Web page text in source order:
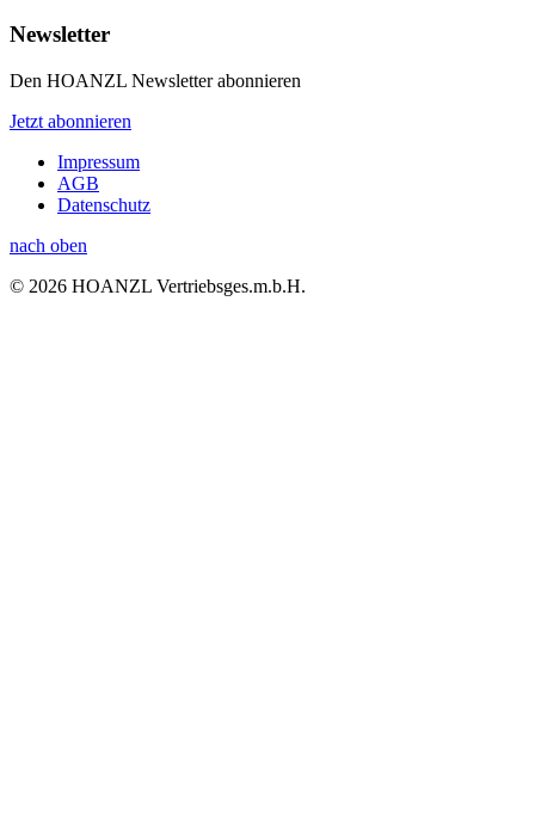
Newsletter
Den HOANZL Newsletter abonnieren
Jetzt abonnieren
Impressum
AGB
Datenschutz
nach oben
© 2026 HOANZL Vertriebsges.m.b.H.